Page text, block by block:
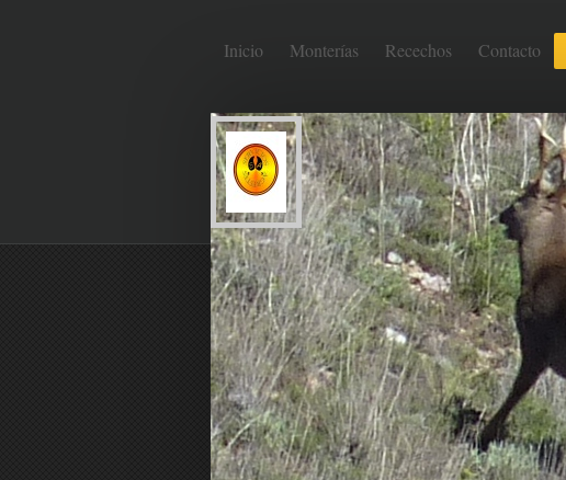
Inicio Monterías Recechos Contacto